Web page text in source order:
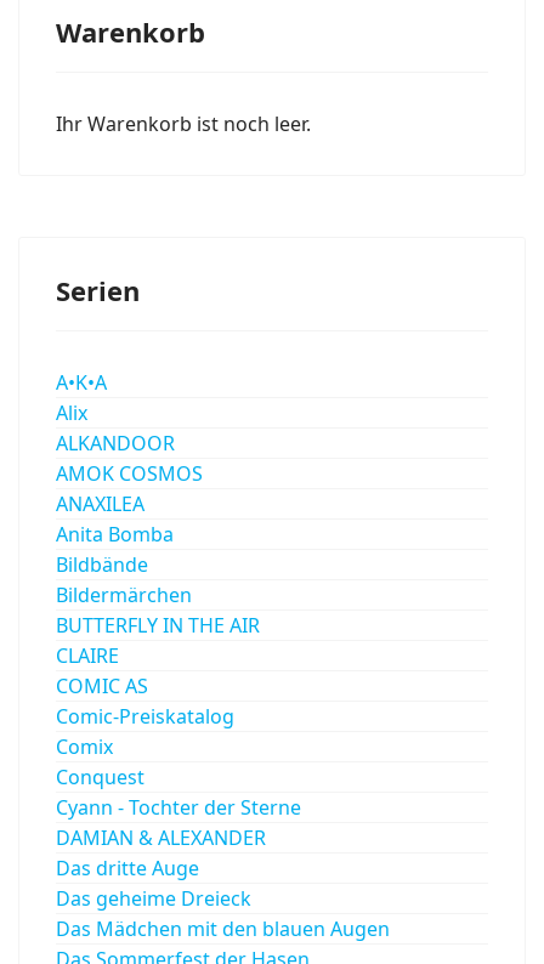
Warenkorb
Ihr Warenkorb ist noch leer.
Serien
A•K•A
Alix
ALKANDOOR
AMOK COSMOS
ANAXILEA
Anita Bomba
Bildbände
Bildermärchen
BUTTERFLY IN THE AIR
CLAIRE
COMIC AS
Comic-Preiskatalog
Comix
Conquest
Cyann - Tochter der Sterne
DAMIAN & ALEXANDER
Das dritte Auge
Das geheime Dreieck
Das Mädchen mit den blauen Augen